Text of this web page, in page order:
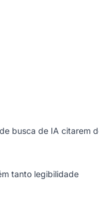
busca de IA citarem
tanto legibilidade